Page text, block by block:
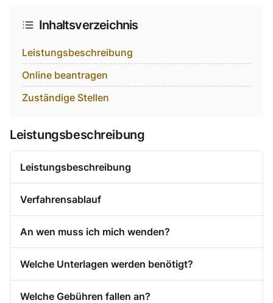
Inhaltsverzeichnis
Leistungsbeschreibung
Online beantragen
Zuständige Stellen
Leistungsbeschreibung
Leistungsbeschreibung
Verfahrensablauf
An wen muss ich mich wenden?
Welche Unterlagen werden benötigt?
Welche Gebühren fallen an?